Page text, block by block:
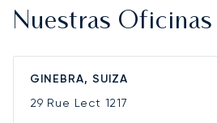
Nuestras Oficinas
GINEBRA, SUIZA
29 Rue Lect 1217